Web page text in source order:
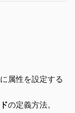
属性を設定する
の定義方法。